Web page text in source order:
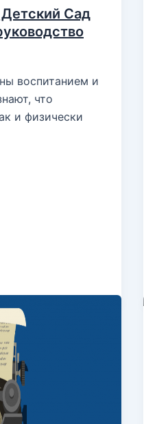
Сад
воспитанием и
что
и физически